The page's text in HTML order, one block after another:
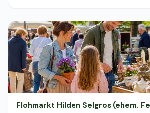
Flohmarkt Hilden Selgros (ehem.